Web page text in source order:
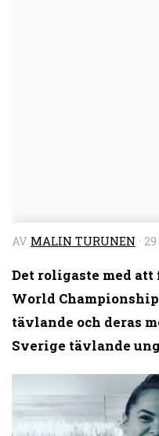
AV MALIN TURUNEN · 29
Det roligaste med att
World
tävlande och deras
Sverige tävlande